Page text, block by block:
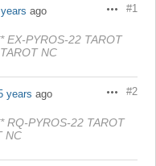
Actions
#1
ago
EX-PYROS-22 TAROT
NC
Actions
#2
years ago
RQ-PYROS-22 TAROT
NC